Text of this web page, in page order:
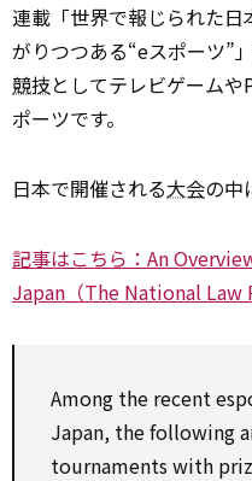
連載「世界で報じられた
がりつつある“eスポーツ”
競技としてテレビゲーム
ポーツです。
日本で開催される大会の中
記事はこちら：An
Japan（The National Law
Among the recent
Japan, the following
tournaments with